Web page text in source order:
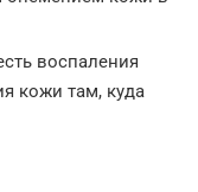
воспаления
кожи там, куда